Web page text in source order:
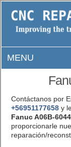
MENU
Contáctanos por
+56951177658y
Fanuc A06B-
proporcionarle
reparación/